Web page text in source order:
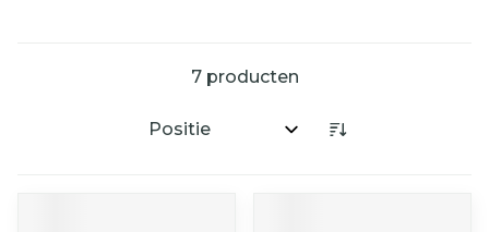
7producten
Sorteer op: